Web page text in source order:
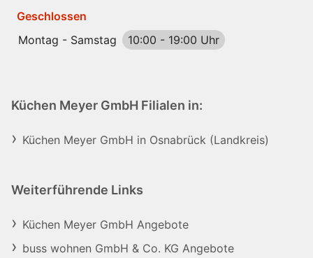
Geschlossen
Montag - Samstag
10:00 - 19:00 Uhr
Küchen Meyer GmbH Filialen in:
Küchen Meyer GmbH in Osnabrück (Landkreis)
Weiterführende Links
Küchen Meyer GmbH Angebote
buss wohnen GmbH & Co. KG Angebote